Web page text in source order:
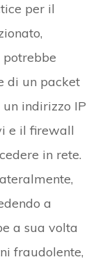
per il
potrebbe
di un packet
indirizzo IP
e il firewall
in rete.
a
a sua volta
fraudolente,